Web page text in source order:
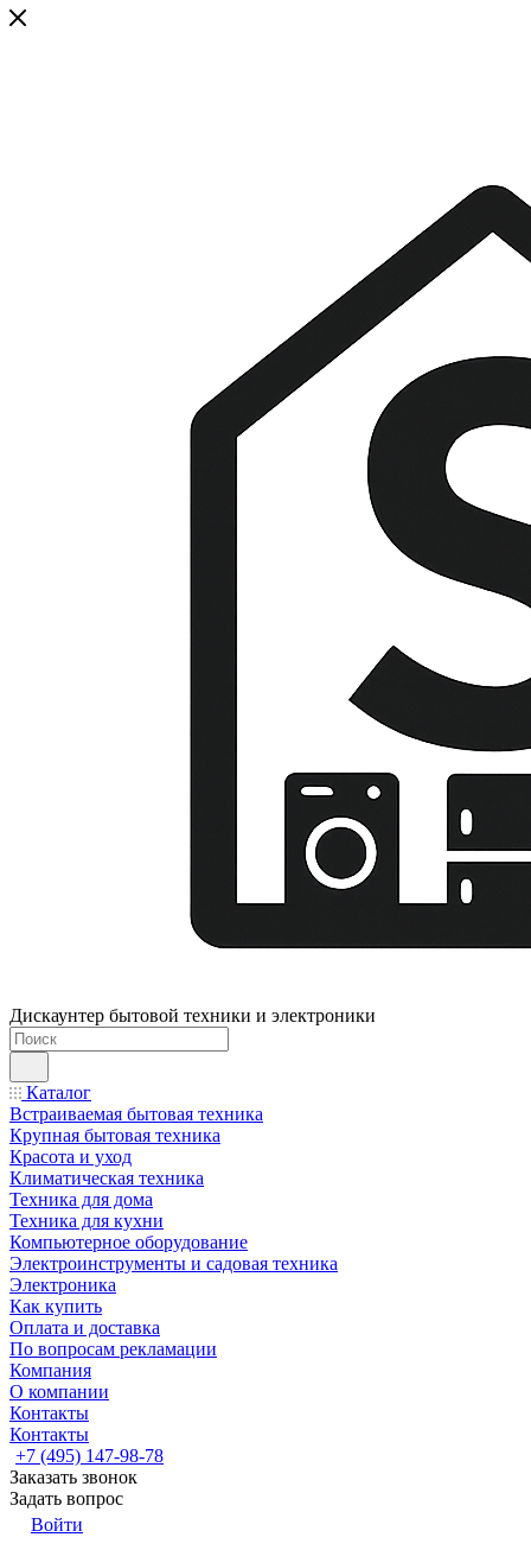
Дискаунтер бытовой техники и электроники
Каталог
Встраиваемая бытовая техника
Крупная бытовая техника
Красота и уход
Климатическая техника
Техника для дома
Техника для кухни
Компьютерное оборудование
Электроинструменты и садовая техника
Электроника
Как купить
Оплата и доставка
По вопросам рекламации
Компания
О компании
Контакты
Контакты
+7 (495) 147-98-78
Заказать звонок
Задать вопрос
Войти